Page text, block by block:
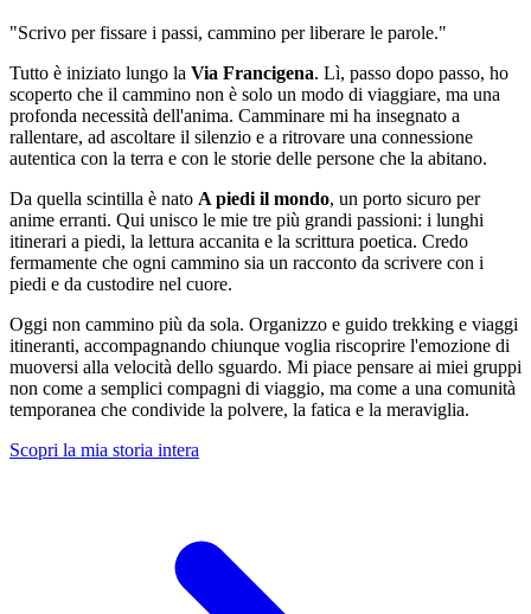
"Scrivo per fissare i passi, cammino per liberare le parole."
Tutto è iniziato lungo la Via Francigena. Lì, passo dopo passo, ho
scoperto che il cammino non è solo un modo di viaggiare, ma una
profonda necessità dell'anima. Camminare mi ha insegnato a
rallentare, ad ascoltare il silenzio e a ritrovare una connessione
autentica con la terra e con le storie delle persone che la abitano.
Da quella scintilla è nato A piedi il mondo, un porto sicuro per
anime erranti. Qui unisco le mie tre più grandi passioni: i lunghi
itinerari a piedi, la lettura accanita e la scrittura poetica. Credo
fermamente che ogni cammino sia un racconto da scrivere con i
piedi e da custodire nel cuore.
Oggi non cammino più da sola. Organizzo e guido trekking e viaggi
itineranti, accompagnando chiunque voglia riscoprire l'emozione di
muoversi alla velocità dello sguardo. Mi piace pensare ai miei gruppi
non come a semplici compagni di viaggio, ma come a una comunità
temporanea che condivide la polvere, la fatica e la meraviglia.
Scopri la mia storia intera